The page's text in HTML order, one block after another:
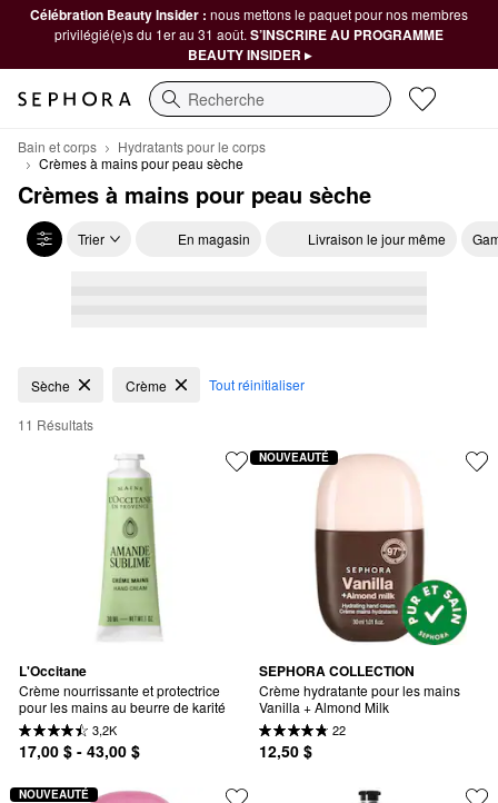
Célébration Beauty Insider : nous mettons le paquet pour nos membres
privilégié(e)s du 1er au 31 août. S’INSCRIRE AU PROGRAMME
BEAUTY INSIDER ▸
Recherche
Bain et corps
Hydratants pour le corps
Crèmes à mains pour peau sèche
Crèmes à mains pour peau sèche
Trier En magasin Livraison le jour même
Crèmes à mains pour peau sèche
Sèche Crème Tout réinitialiser
11 Résultats
L'Occitane
Crème nourrissante et protectrice
pour les mains au beurre de karité
3,2K
17,00 $ - 43,00 $
SEPHORA COLLECTION
Crème hydratante pour les mains
Vanilla + Almond Milk
22
12,50 $
NOUVEAUTÉ
NOUVEAUTÉ